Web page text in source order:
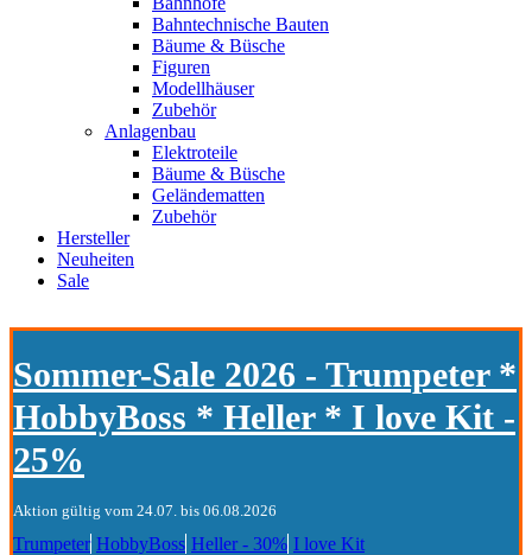
Bahntechnische Bauten
Bäume & Büsche
Figuren
Modellhäuser
Zubehör
Anlagenbau
Elektroteile
Bäume & Büsche
Geländematten
Zubehör
Hersteller
Neuheiten
Sale
Sommer-Sale 2026 - Trumpeter *
HobbyBoss * Heller * I love Kit -
25%
Aktion gültig vom 24.07. bis 06.08.2026
Trumpeter HobbyBoss Heller - 30% I love Kit